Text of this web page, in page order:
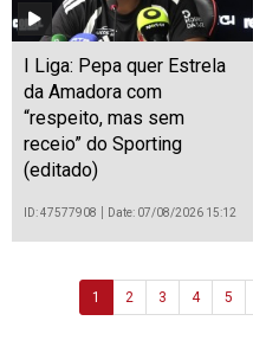
I Liga: Pepa quer Estrela
da Amadora com
“respeito, mas sem
receio” do Sporting
(editado)
ID: 47577908 Date: 07/08/2026 15:12
1 2 3 4 5